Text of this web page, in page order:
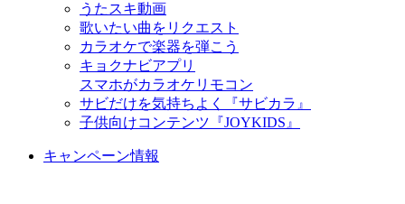
うたスキ動画
歌いたい曲をリクエスト
カラオケで楽器を弾こう
キョクナビアプリ
スマホがカラオケリモコン
サビだけを気持ちよく『サビカラ』
子供向けコンテンツ『JOYKIDS』
キャンペーン情報